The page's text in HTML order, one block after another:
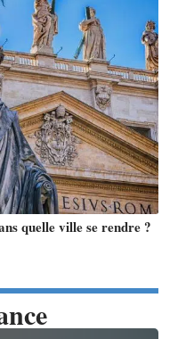
quelle ville se rendre ?